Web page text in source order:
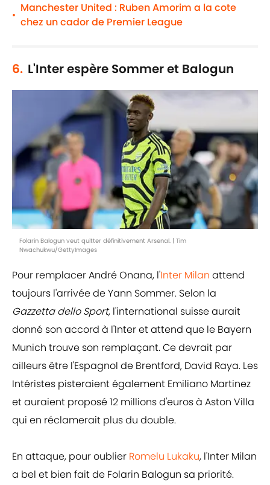
•
Manchester United : Ruben Amorim a la cote
chez un cador de Premier League
6. L'Inter espère Sommer et Balogun
Folarin Balogun veut quitter définitivement Arsenal. | Tim
Nwachukwu/GettyImages
Pour remplacer André Onana, l'Inter Milan attend
toujours l'arrivée de Yann Sommer. Selon la
Gazzetta dello Sport, l'international suisse aurait
donné son accord à l'Inter et attend que le Bayern
Munich trouve son remplaçant. Ce devrait par
ailleurs être l'Espagnol de Brentford, David Raya. Les
Intéristes pisteraient également Emiliano Martinez
et auraient proposé 12 millions d'euros à Aston Villa
qui en réclamerait plus du double.
En attaque, pour oublier Romelu Lukaku, l'Inter Milan
a bel et bien fait de Folarin Balogun sa priorité.